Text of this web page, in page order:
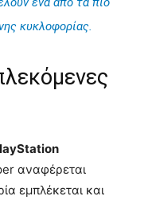
κυκλοφορίας.
αναφέρεται
εμπλέκεται και